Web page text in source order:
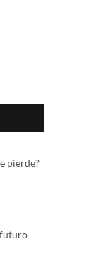
pierde?